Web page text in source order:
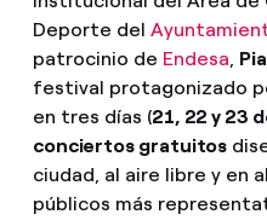
Deporte del
patrocinio de Endesa,
festival protagonizado
en tres días (21, 22 y 23
conciertos gratuitos
ciudad, al aire libre y en
públicos más